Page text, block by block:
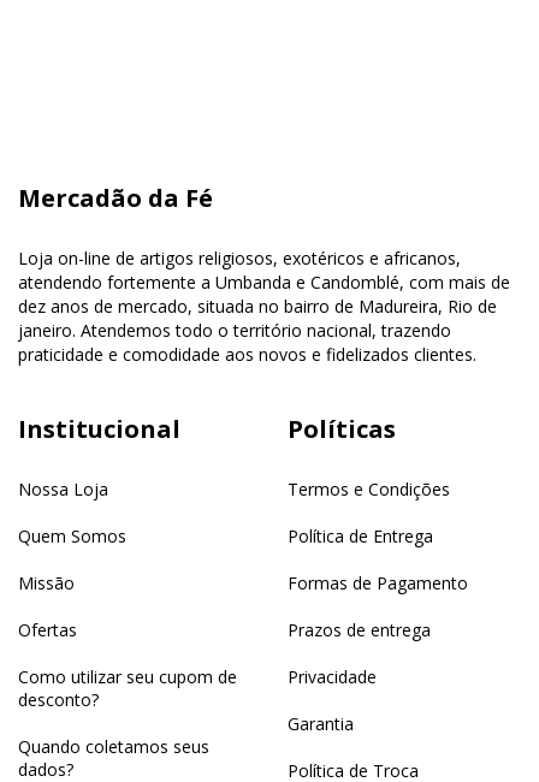
Mercadão da Fé
Loja on-line de artigos religiosos, exotéricos e africanos,
atendendo fortemente a Umbanda e Candomblé, com mais de
dez anos de mercado, situada no bairro de Madureira, Rio de
janeiro. Atendemos todo o território nacional, trazendo
praticidade e comodidade aos novos e fidelizados clientes.
Institucional
Nossa Loja
Quem Somos
Missão
Ofertas
Como utilizar seu cupom de
desconto?
Quando coletamos seus
dados?
Políticas
Termos e Condições
Política de Entrega
Formas de Pagamento
Prazos de entrega
Privacidade
Garantia
Política de Troca